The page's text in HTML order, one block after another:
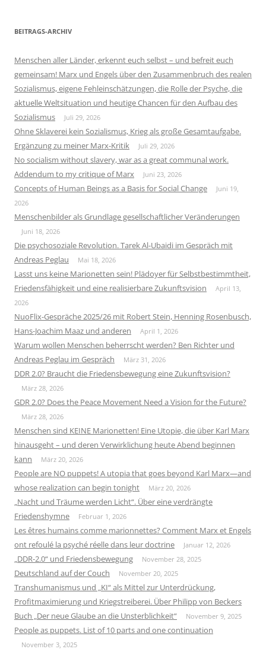
BEITRAGS-ARCHIV
Menschen aller Länder, erkennt euch selbst – und befreit euch
gemeinsam! Marx und Engels über den Zusammenbruch des realen
Sozialismus, eigene Fehleinschätzungen, die Rolle der Psyche, die
aktuelle Weltsituation und heutige Chancen für den Aufbau des
Sozialismus
Juli 29, 2026
Ohne Sklaverei kein Sozialismus, Krieg als große Gesamtaufgabe.
Ergänzung zu meiner Marx-Kritik
Juli 29, 2026
No socialism without slavery, war as a great communal work.
Addendum to my critique of Marx
Juni 23, 2026
Concepts of Human Beings as a Basis for Social Change
Juni 19,
2026
Menschenbilder als Grundlage gesellschaftlicher Veränderungen
Juni 18, 2026
Die psychosoziale Revolution. Tarek Al-Ubaidi im Gespräch mit
Andreas Peglau
Mai 18, 2026
Lasst uns keine Marionetten sein! Plädoyer für Selbstbestimmtheit,
Friedensfähigkeit und eine realisierbare Zukunftsvision
April 13,
2026
NuoFlix-Gespräche 2025/26 mit Robert Stein, Henning Rosenbusch,
Hans-Joachim Maaz und anderen
April 1, 2026
Warum wollen Menschen beherrscht werden? Ben Richter und
Andreas Peglau im Gespräch
März 31, 2026
DDR 2.0? Braucht die Friedensbewegung eine Zukunftsvision?
März 28, 2026
GDR 2.0? Does the Peace Movement Need a Vision for the Future?
März 28, 2026
Menschen sind KEINE Marionetten! Eine Utopie, die über Karl Marx
hinausgeht – und deren Verwirklichung heute Abend beginnen
kann
März 20, 2026
People are NO puppets! A utopia that goes beyond Karl Marx—and
whose realization can begin tonight
März 20, 2026
„Nacht und Träume werden Licht“. Über eine verdrängte
Friedenshymne
Februar 1, 2026
Les êtres humains comme marionnettes? Comment Marx et Engels
ont refoulé la psyché réelle dans leur doctrine
Januar 12, 2026
„DDR-2.0“ und Friedensbewegung November 28, 2025
Deutschland auf der Couch November 20, 2025
Transhumanismus und „KI“ als Mittel zur Unterdrückung,
Profitmaximierung und Kriegstreiberei. Über Philipp von Beckers
Buch „Der neue Glaube an die Unsterblichkeit“
November 9, 2025
People as puppets. List of 10 parts and one continuation
November 3, 2025